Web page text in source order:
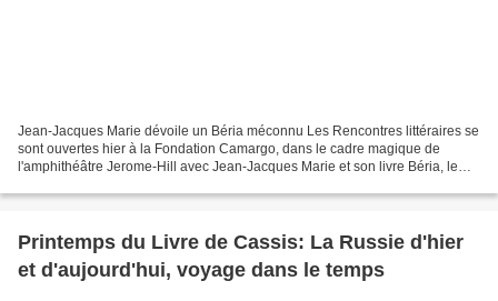
Jean-Jacques Marie dévoile un Béria méconnu Les Rencontres littéraires se
sont ouvertes hier à la Fondation Camargo, dans le cadre magique de
l'amphithéâtre Jerome-Hill avec Jean-Jacques Marie et son livre Béria, le
Printemps du Livre de Cassis: La Russie d'hier
et d'aujourd'hui, voyage dans le temps